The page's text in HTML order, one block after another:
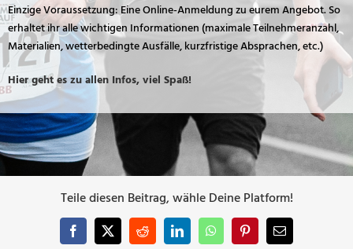
Einzige Voraussetzung: Eine Online-Anmeldung zu eurem Angebot. So
erhaltet ihr alle wichtigen Informationen (maximale Teilnehmeranzahl,
Materialien, wetterbedingte Ausfälle, kurzfristige Absprachen, etc.)
Hier geht es zu allen Infos, viel Spaß!
Teile diesen Beitrag, wähle Deine Platform!
Facebook
X RedditLinkedInWhatsAppPinterest
E-